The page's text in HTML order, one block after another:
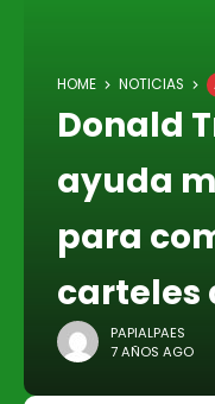
HOME NOTICIAS
Donald
ayuda
para
carteles
PAPIALPAES
7 AÑOS AGO